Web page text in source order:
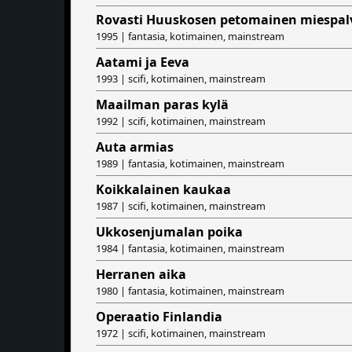
Rovasti Huuskosen petomainen
1995 | fantasia, kotimainen, mainstream
Aatami ja Eeva
1993 | scifi, kotimainen, mainstream
Maailman paras kylä
1992 | scifi, kotimainen, mainstream
Auta armias
1989 | fantasia, kotimainen, mainstream
Koikkalainen kaukaa
1987 | scifi, kotimainen, mainstream
Ukkosenjumalan poika
1984 | fantasia, kotimainen, mainstream
Herranen aika
1980 | fantasia, kotimainen, mainstream
Operaatio Finlandia
1972 | scifi, kotimainen, mainstream